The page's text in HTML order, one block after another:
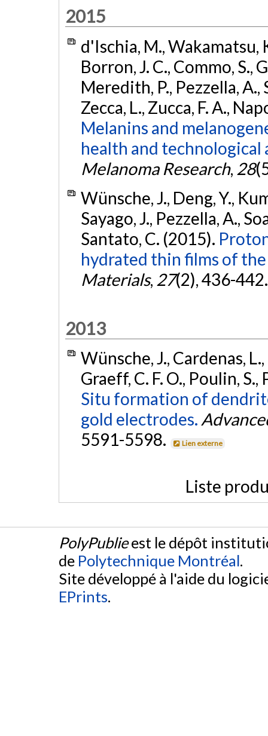
2015
d'Ischia, M., Wakamatsu,
Borron, J. C., Commo, S.,
Meredith, P., Pezzella, A.,
Zecca, L., Zucca, F. A.,
Melanins and
health and technological
Melanoma Research, 28
Wünsche, J., Deng, Y.,
Sayago, J., Pezzella, A.,
Santato, C. (2015).
hydrated thin films of
Materials, 27(2), 436-
2013
Wünsche, J., Cardenas,
Graeff, C. F. O., Poulin,
Situ formation of
gold electrodes.
5591-5598.
Lien externe
Liste
PolyPublieest le dépôt
de Polytechnique Montréal.
Site développé à l'aide du
EPrints.